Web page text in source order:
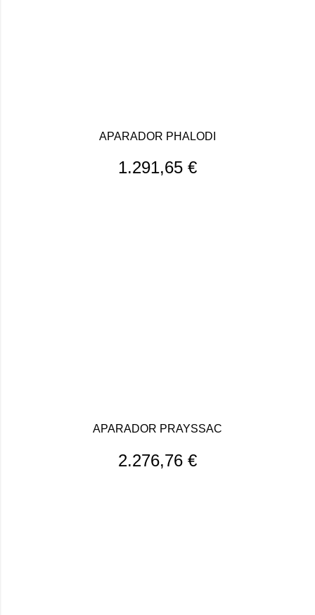
APARADOR PHALODI
1.291,65 €
APARADOR PRAYSSAC
2.276,76 €